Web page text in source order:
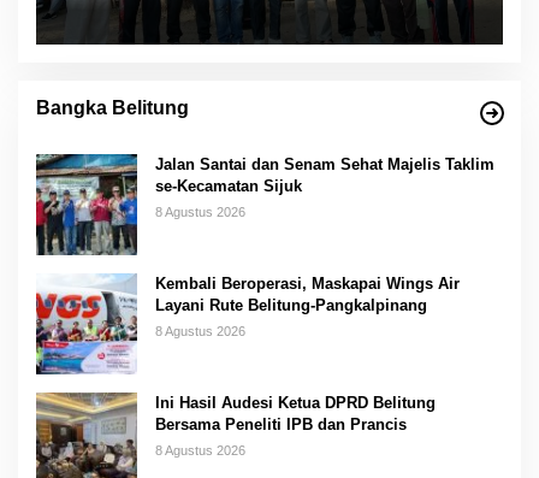
Bangka Belitung
Jalan Santai dan Senam Sehat Majelis Taklim
se-Kecamatan Sijuk
8 Agustus 2026
Kembali Beroperasi, Maskapai Wings Air
Layani Rute Belitung-Pangkalpinang
8 Agustus 2026
Ini Hasil Audesi Ketua DPRD Belitung
Bersama Peneliti IPB dan Prancis
8 Agustus 2026